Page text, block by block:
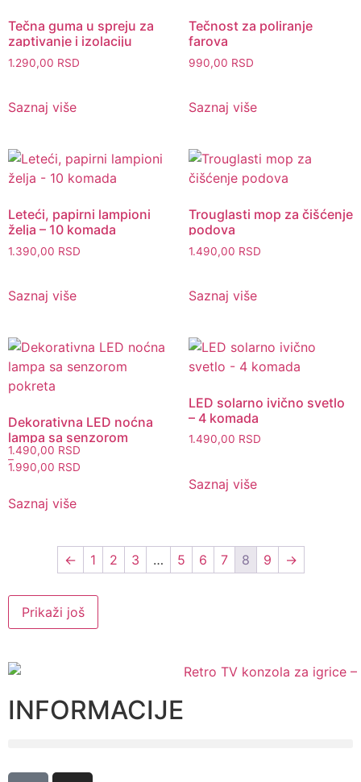
Tečna guma u spreju za
zaptivanje i izolaciju
1.290,00 RSD
Saznaj više
Tečnost za poliranje
farova
990,00 RSD
Saznaj više
Leteći, papirni lampioni
želja – 10 komada
1.390,00 RSD
Saznaj više
Trouglasti mop za čišćenje
podova
1.490,00 RSD
Saznaj više
Dekorativna LED noćna
lampa sa senzorom
pokreta
1.490,00 RSD
–
1.990,00 RSD
Saznaj više
LED solarno ivično svetlo
– 4 komada
1.490,00 RSD
Saznaj više
← 1 2 3 … 5 6 7 8 9 →
Prikaži još
INFORMACIJE